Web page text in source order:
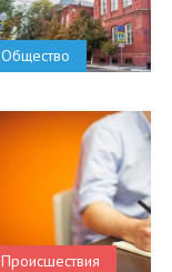
Общество
Происшествия